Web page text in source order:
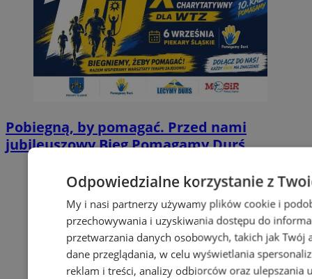
Pobiegną, by pomagać. Przed nami
jubileuszowy Bieg Pomagamy Durś
Odpowiedzialne korzystanie z
My i nasi partnerzy używamy plików cookie i
przechowywania i uzyskiwania dostępu do
przetwarzania danych osobowych, takich jak
dane przeglądania, w celu wyświetlania
reklam i treści, analizy odbiorców oraz ulepszania